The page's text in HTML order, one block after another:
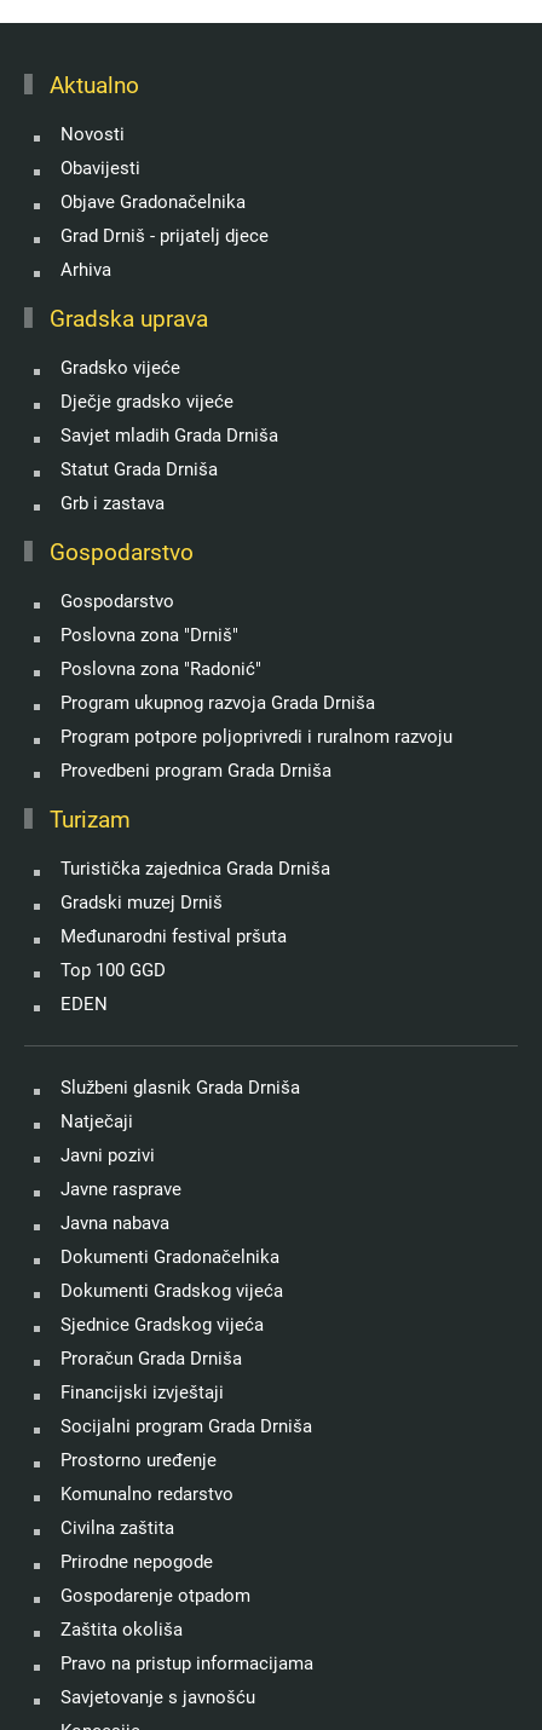
Aktualno
Novosti
Obavijesti
Objave Gradonačelnika
Grad Drniš - prijatelj djece
Arhiva
Gradska uprava
Gradsko vijeće
Dječje gradsko vijeće
Savjet mladih Grada Drniša
Statut Grada Drniša
Grb i zastava
Gospodarstvo
Gospodarstvo
Poslovna zona "Drniš"
Poslovna zona "Radonić"
Program ukupnog razvoja Grada Drniša
Program potpore poljoprivredi i ruralnom razvoju
Provedbeni program Grada Drniša
Turizam
Turistička zajednica Grada Drniša
Gradski muzej Drniš
Međunarodni festival pršuta
Top 100 GGD
EDEN
Službeni glasnik Grada Drniša
Natječaji
Javni pozivi
Javne rasprave
Javna nabava
Dokumenti Gradonačelnika
Dokumenti Gradskog vijeća
Sjednice Gradskog vijeća
Proračun Grada Drniša
Financijski izvještaji
Socijalni program Grada Drniša
Prostorno uređenje
Komunalno redarstvo
Civilna zaštita
Prirodne nepogode
Gospodarenje otpadom
Zaštita okoliša
Pravo na pristup informacijama
Savjetovanje s javnošću